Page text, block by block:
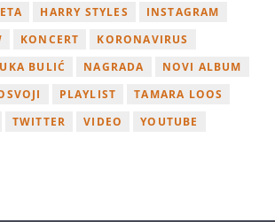
HARRY STYLES
INSTAGRAM
KONCERT
KORONAVIRUS
BULIĆ NAGRADA
NOVI ALBUM
PLAYLIST
TAMARA LOOS
TWITTER VIDEO
YOUTUBE